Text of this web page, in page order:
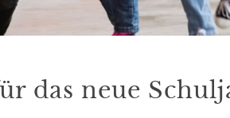
das neue